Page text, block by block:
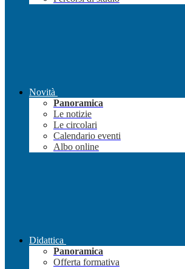
Novità
Panoramica
Le notizie
Le circolari
Calendario eventi
Albo online
Didattica
Panoramica
Offerta formativa